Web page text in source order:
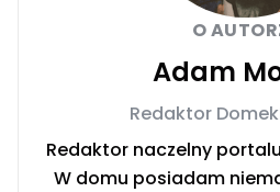
O
Adam
Redaktor
Redaktor naczelny
W domu posiadam